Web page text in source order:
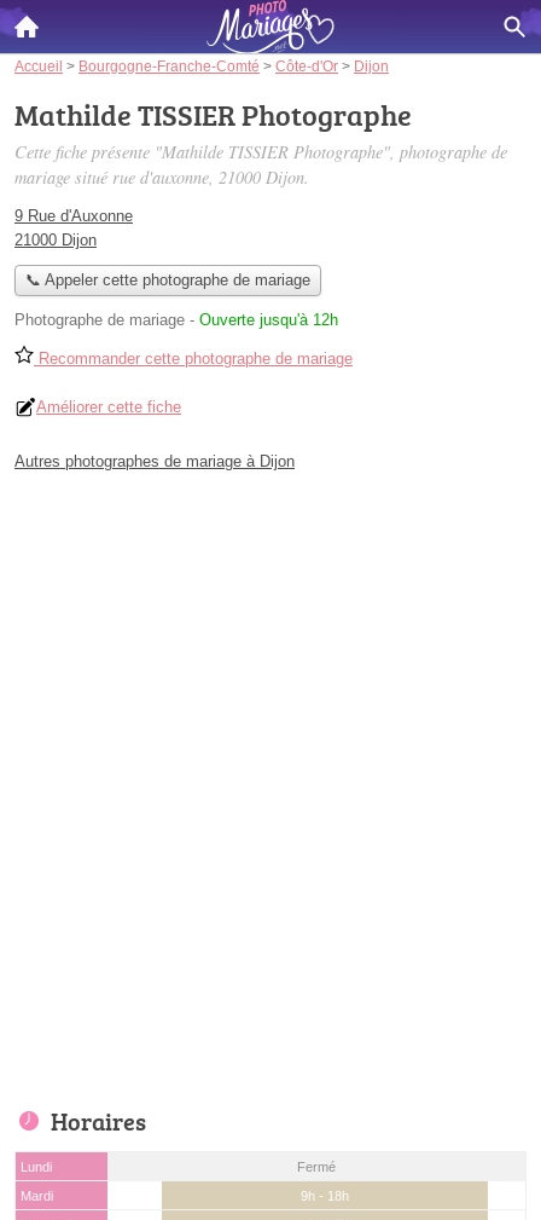
Accueil > Bourgogne-Franche-Comté > Côte-d'Or > Dijon
Mathilde TISSIER Photographe
Cette fiche présente "Mathilde TISSIER Photographe", photographe de
mariage situé rue d'auxonne, 21000 Dijon.
9 Rue d'Auxonne
21000 Dijon
📞 Appeler cette photographe de mariage
Photographe de mariage - Ouverte jusqu'à 12h
Recommander cette photographe de mariage
Améliorer cette fiche
Autres photographes de mariage à Dijon
Horaires
Lundi
Fermé
Mardi
9h - 18h